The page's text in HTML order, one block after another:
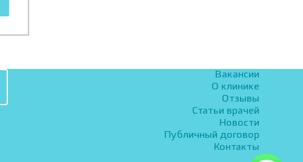
Вакансии
О клинике
Отзывы
Статьи врачей
Новости
Публичный договор
Контакты